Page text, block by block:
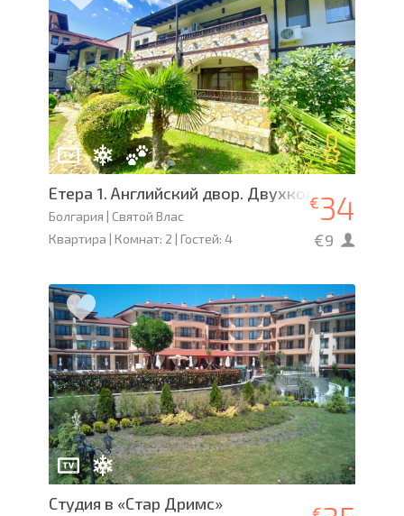
Етера 1. Английский двор. Двухкомнатный
Болгария | Святой Влас
Квартира | Комнат: 2 | Гостей: 4
€34
€9
Студия в «Стар Дримс»